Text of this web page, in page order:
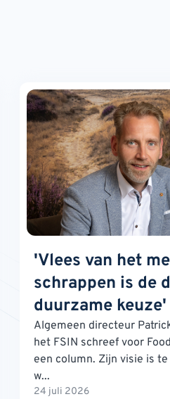
'Vlees van het
schrappen is de
duurzame keuze'
Algemeen directeur
het FSIN schreef voor
een column. Zijn visie is te
w...
24 juli 2026